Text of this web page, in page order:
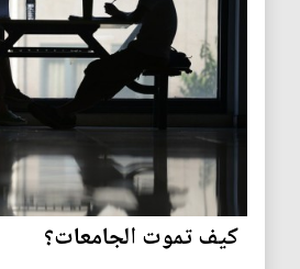
كيف تموت الجامعات؟